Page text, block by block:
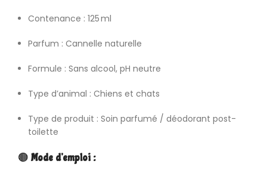
Contenance : 125 ml
Parfum : Cannelle naturelle
Formule : Sans alcool, pH neutre
Type d’animal : Chiens et chats
Type de produit : Soin parfumé / déodorant post-
toilette
🟤 Mode d’emploi :